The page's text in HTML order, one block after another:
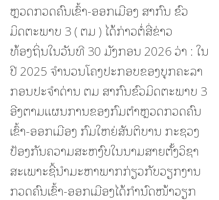
ຫຼວດກວດຄົນເຂົ້າ-ອອກເມືອງ ສາກົນ ຂົວ
ມິດຕະພາບ 3 ( ຕມ ) ໄດ້ກ່າວຕໍ່ສື່ຂ່າວ
ທ້ອງຖິ່ນໃນວັນທີ 30 ມັງກອນ 2026 ວ່າ : ໃນ
ປີ 2025 ຈໍານວນໂຄງປະກອບຂອງບຸກຄະລາ
ກອນປະຈໍາດ່ານ ຕມ ສາກົນຂົວມິດຕະພາບ 3
ອີງຕາມແຜນການຂອງກົມຕໍາຫຼວດກວດຄົນ
ເຂົ້າ-ອອກເມືອງ ກົມໃຫຍ່ສັນຕິບານ ກະຊວງ
ປ້ອງກັນຄວາມສະຫງົບໃນນາມສາຍຕັ້ງວິຊາ
ສະເພາະຊີ້ນໍາມະຫາພາກກ່ຽວກັບວຽກງານ
ກວດຄົນເຂົ້າ-ອອກເມືອງໄດ້ກໍານົດໜ້າວຽກ